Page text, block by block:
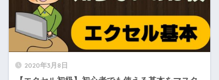
2020年3月8日